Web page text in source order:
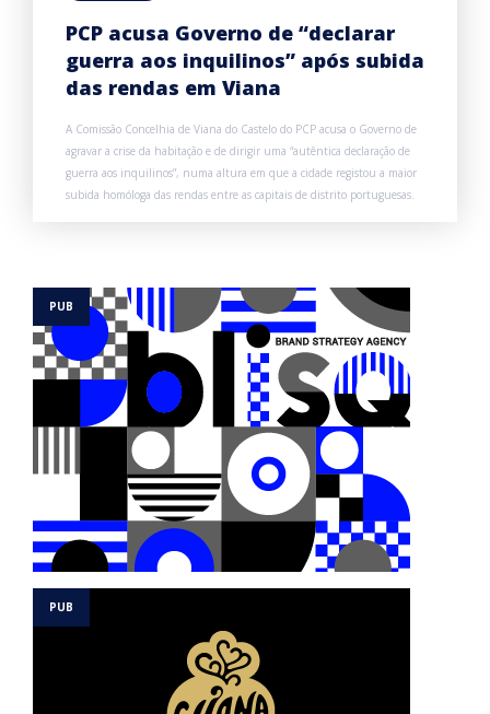
PCP acusa Governo de “declarar
guerra aos inquilinos” após subida
das rendas em Viana
A Comissão Concelhia de Viana do Castelo do PCP acusa o Governo de
agravar a crise da habitação e de dirigir uma “autêntica declaração de
guerra aos inquilinos”, numa altura em que a cidade registou a maior
subida homóloga das rendas entre as capitais de distrito portuguesas.